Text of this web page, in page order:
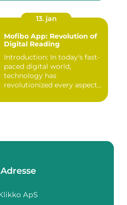
13. jan
Mofibo App: Revolution of
Digital Reading
Introduction: In today's fast-
paced digital world,
technology has
revolutionized every aspect
Adresse